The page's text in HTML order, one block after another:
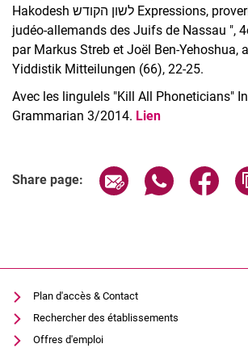
Hakodesh לשון הקודש Expressions, proverbes et dictons
judéo-allemands des Juifs de Nassau ",
par Markus Streb et Joël Ben-Yehoshua,
Yiddistik Mitteilungen (66), 22-25.
Avec les lingulels "Kill All Phoneticians"
Grammarian 3/2014. Lien
Share page: Share page via email
Share
Plan d'accès & Contact
Rechercher des établissements
Offres d'emploi